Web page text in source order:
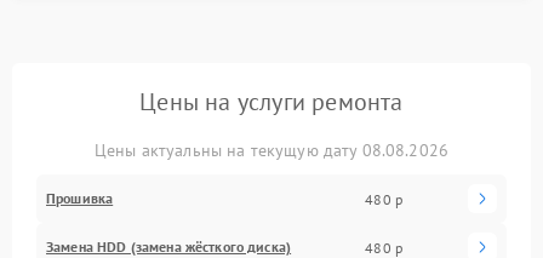
Цены на услуги ремонта
Цены актуальны на текущую дату 08.08.2026
Прошивка 480 р
Замена HDD (замена жёсткого диска) 480 р